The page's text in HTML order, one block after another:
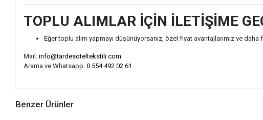
TOPLU ALIMLAR İÇİN İLETİŞİME
Eğer toplu alım yapmayı düşünüyorsanız, özel fiyat avantajlarımız ve
Mail:info@tardesoteltekstili.com
Arama ve Whatsapp:0 554 492 02 61
Benzer Ürünler